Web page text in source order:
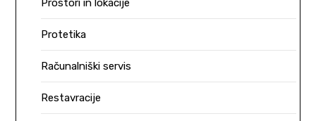
Prostori in lokacije
Protetika
Računalniški servis
Restavracije